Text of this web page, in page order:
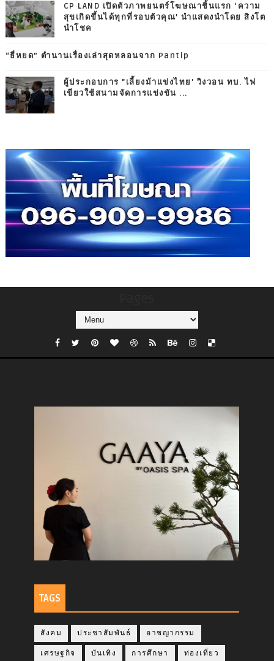
CP LAND เปิดตัวภาพยนตร์โฆษณาชิ้นแรก ‘ความ
สุขเกิดขึ้นได้ทุกที่รอบตัวคุณ’ นำแสดงนำโดย สิงโต
นำโชค
“ธี่หยด” ตำนานเรื่องเล่าสุดหลอนจาก Pantip
ผู้ประกอบการ "เลี้ยงม้าแข่งไทย' วิงวอน ทบ. ไฟ
เขียวใช้สนามจัดการแข่งขัน ...
TAGS
สังคม ประชาสัมพันธ์ อาชญากรรม
เศรษฐกิจ บันเทิง การศึกษา ท่องเที่ยว